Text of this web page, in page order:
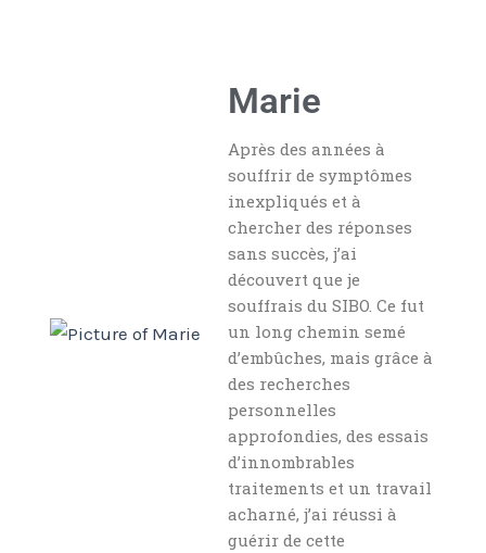
Marie
Après des années à
souffrir de symptômes
inexpliqués et à
chercher des réponses
sans succès, j’ai
découvert que je
souffrais du SIBO. Ce fut
un long chemin semé
d’embûches, mais grâce à
des recherches
personnelles
approfondies, des essais
d’innombrables
traitements et un travail
acharné, j’ai réussi à
guérir de cette